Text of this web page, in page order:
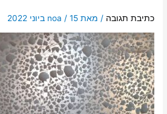
כתיבת תגובה / מאת noa / 15 ביוני 2022